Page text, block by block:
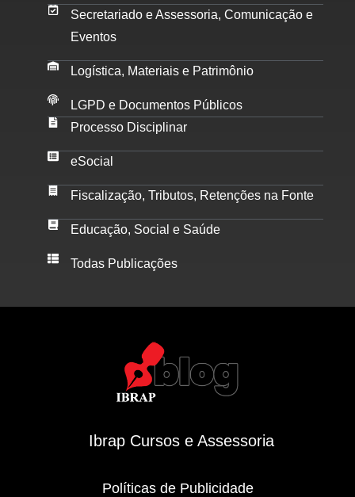
Secretariado e Assessoria, Comunicação e
Eventos
Logística, Materiais e Patrimônio
LGPD e Documentos Públicos
Processo Disciplinar
eSocial
Fiscalização, Tributos, Retenções na Fonte
Educação, Social e Saúde
Todas Publicações
Ibrap Cursos e Assessoria
Políticas de Publicidade